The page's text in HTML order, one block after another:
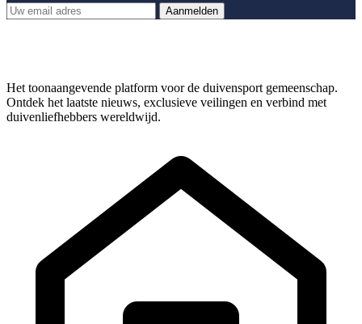
Aanmelden
Het toonaangevende platform voor de duivensport gemeenschap.
Ontdek het laatste nieuws, exclusieve veilingen en verbind met
duivenliefhebbers wereldwijd.